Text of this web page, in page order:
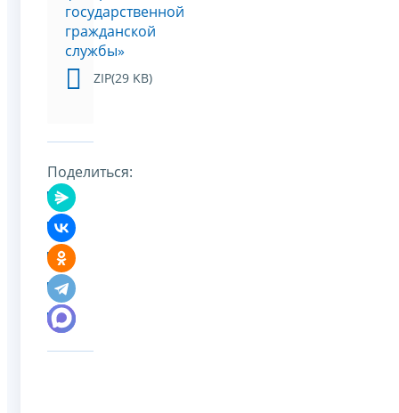
государственной
гражданской
службы»
ZIP(29 KB)
Поделиться: